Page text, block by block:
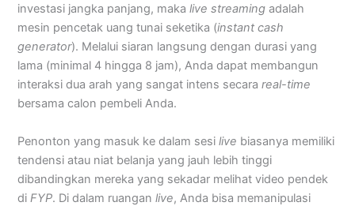
investasi jangka panjang, makalive streaming adalah
mesin pencetak uang tunai seketika (instant cash
generator). Melalui siaran langsung dengan durasi yang
lama (minimal 4 hingga 8 jam), Anda dapat membangun
interaksi dua arah yang sangat intens secarareal-time
bersama calon pembeli Anda.
Penonton yang masuk ke dalam sesilive biasanya memiliki
tendensi atau niat belanja yang jauh lebih tinggi
dibandingkan mereka yang sekadar melihat video pendek
di FYP. Di dalam ruanganlive, Anda bisa memanipulasi